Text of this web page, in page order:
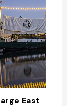
East